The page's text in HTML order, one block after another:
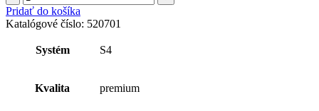
Tork
penové
mydlo
citlivú
(1ks)
Pridať do košíka
Katalógové číslo: 520701
Systém S4
Kvalita premium